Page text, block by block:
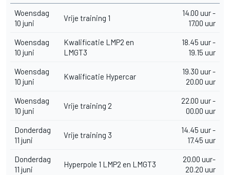
Woensdag
10 juni
Vrije training 1
14.00 uur -
17.00 uur
Woensdag
10 juni
Kwalificatie LMP2 en
LMGT3
18.45 uur -
19.15 uur
Woensdag
10 juni
Kwalificatie Hypercar
19.30 uur -
20.00 uur
Woensdag
10 juni
Vrije training 2
22.00 uur -
00.00 uur
Donderdag
11 juni
Vrije training 3
14.45 uur -
17.45 uur
Donderdag
11 juni
Hyperpole 1 LMP2 en LMGT3
20.00 uur-
20.20 uur